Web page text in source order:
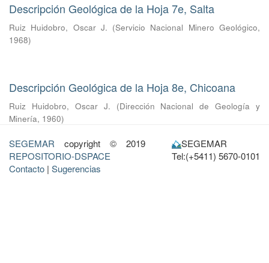
Descripción Geológica de la Hoja 7e, Salta
Ruiz Huidobro, Oscar J. (Servicio Nacional Minero Geológico,
1968)
Descripción Geológica de la Hoja 8e, Chicoana
Ruiz Huidobro, Oscar J. (Dirección Nacional de Geología y
Minería, 1960)
SEGEMAR copyright © 2019
REPOSITORIO-DSPACE
Contacto | Sugerencias
SEGEMAR
Tel:(+5411) 5670-0101